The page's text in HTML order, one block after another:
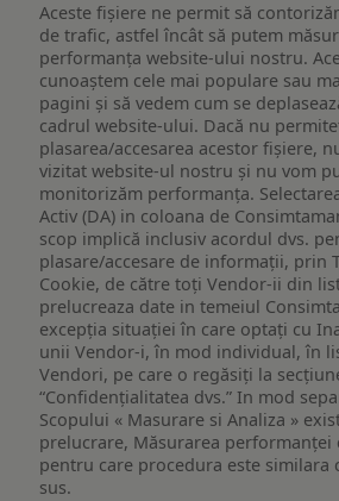
Aceste fișiere ne permit să
de trafic, astfel încât să putem
performanța website-ului nostru.
cunoaștem cele mai populare sau
pagini și să vedem cum se
cadrul website-ului. Dacă nu
plasarea/accesarea acestor fișiere,
vizitat website-ul nostru și nu vom
monitorizăm performanța.
Activ (DA) in coloana de
scop implică inclusiv acordul dvs.
plasare/accesare de informații, prin
Cookie, de către toți Vendor-ii din
prelucreaza date in temeiul
excepția situației în care optați cu
unii Vendor-i, în mod individual, în
Vendori, pe care o regăsiți la
“Confidențialitatea dvs.” In mod
Scopului « Masurare si Analiza »
prelucrare, Măsurarea
pentru care procedura este similara
sus.